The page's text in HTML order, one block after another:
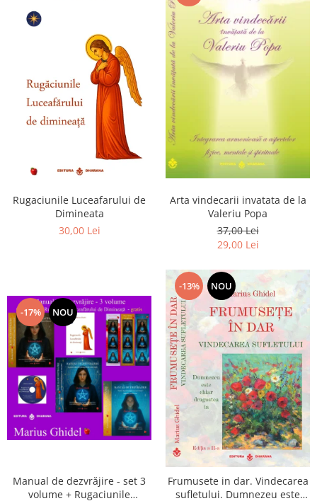
Rugaciunile Luceafarului de
Dimineata
30,00 Lei
Arta vindecarii invatata de la
Valeriu Popa
37,00 Lei
29,00 Lei
-17% NOU
Manual de dezvrăjire - set 3
volume + Rugaciunile
-13% NOU
Frumusete in dar. Vindecarea
sufletului. Dumnezeu este